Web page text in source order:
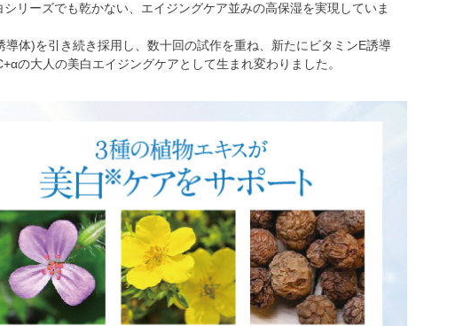
リーズでも乾かない、エイジングケア並みの高保湿を実現していま
体)を引き続き採用し、数十回の試作を重ね、新たにビタミンE誘導
の大人の美白エイジングケアとして生まれ変わりました。